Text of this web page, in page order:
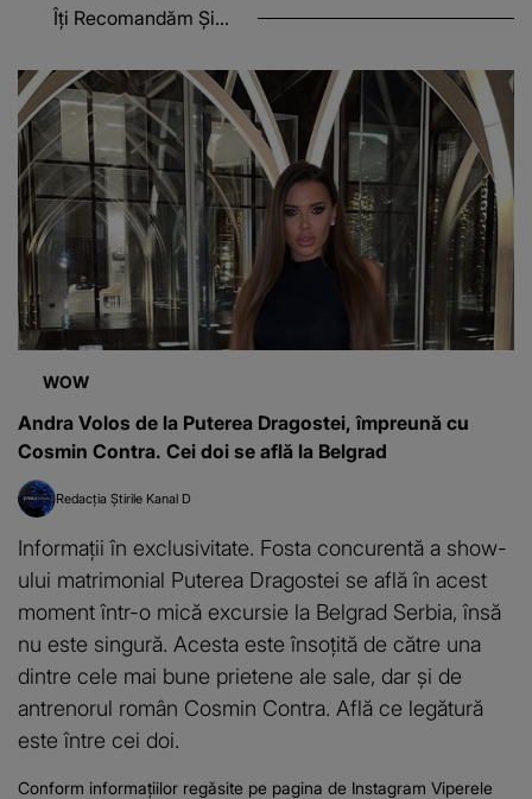
Îți Recomandăm Și...
WOW
Andra Volos de la Puterea Dragostei, împreună cu
Cosmin Contra. Cei doi se află la Belgrad
Redacția Știrile Kanal D
Informații în exclusivitate. Fosta concurentă a show-
ului matrimonial Puterea Dragostei se află în acest
moment într-o mică excursie la Belgrad Serbia, însă
nu este singură. Acesta este însoțită de către una
dintre cele mai bune prietene ale sale, dar și de
antrenorul român Cosmin Contra. Află ce legătură
este între cei doi.
Conform informațiilor regăsite pe pagina de Instagram Viperele